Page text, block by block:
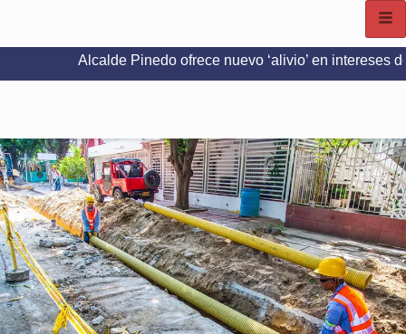
Alcalde Pinedo ofrece nuevo ‘alivio’ en intereses del Predial e